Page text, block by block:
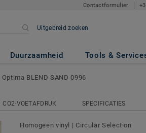
Contactformulier
Uitgebreid zoeken
Duurzaamheid Tools &
SAND 0996
Optima BLEND SAND 0996
CO2-VOETAFDRUK SPECIFICATIES
Homogeen vinyl | Circular Selection